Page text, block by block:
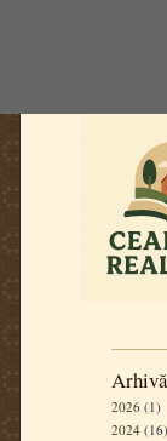
2026 (1)
2024 (16)